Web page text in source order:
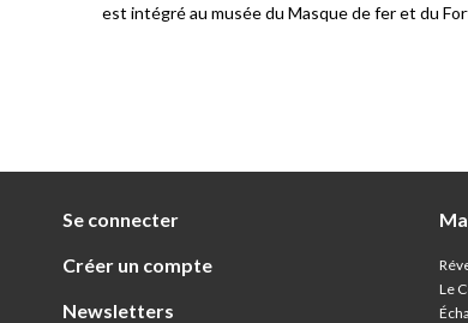
est intégré au musée du Masque de fer et du
Se connecter
Créer un compte
Newsletters
Le